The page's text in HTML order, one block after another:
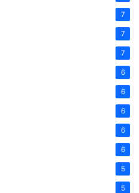
7
7
7
6
6
6
6
6
5
5